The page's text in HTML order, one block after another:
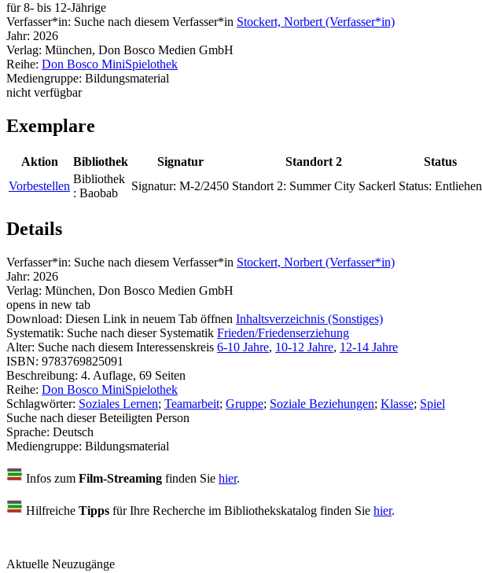
für 8- bis 12-Jährige
Verfasser*in: Suche nach diesem Verfasser*in Stockert, Norbert (Verfasser*in)
Jahr: 2026
Verlag: München, Don Bosco Medien GmbH
Reihe: Don Bosco MiniSpielothek
Mediengruppe: Bildungsmaterial
nicht verfügbar
Exemplare
Aktion Bibliothek Signatur Standort 2 Status
Vorbestellen
Bibliothek
: Baobab
Signatur: M-2/2450 Standort 2: Summer City Sackerl Status: Entliehen
Details
Verfasser*in: Suche nach diesem Verfasser*in Stockert, Norbert (Verfasser*in)
Jahr: 2026
Verlag: München, Don Bosco Medien GmbH
opens in new tab
Download: Diesen Link in neuem Tab öffnen Inhaltsverzeichnis (Sonstiges)
Systematik: Suche nach dieser Systematik Frieden/Friedenserziehung
Alter: Suche nach diesem Interessenskreis 6-10 Jahre, 10-12 Jahre, 12-14 Jahre
ISBN: 9783769825091
Beschreibung: 4. Auflage, 69 Seiten
Reihe: Don Bosco MiniSpielothek
Schlagwörter: Soziales Lernen; Teamarbeit; Gruppe; Soziale Beziehungen; Klasse; Spiel
Suche nach dieser Beteiligten Person
Sprache: Deutsch
Mediengruppe: Bildungsmaterial
Infos zum Film-Streaming finden Sie hier.
Hilfreiche Tipps für Ihre Recherche im Bibliothekskatalog finden Sie hier.
Aktuelle Neuzugänge